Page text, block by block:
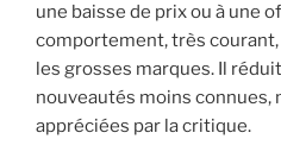
une baisse de prix ou à une
comportement, très
les grosses marques. Il
nouveautés moins connues,
appréciées par la critique.